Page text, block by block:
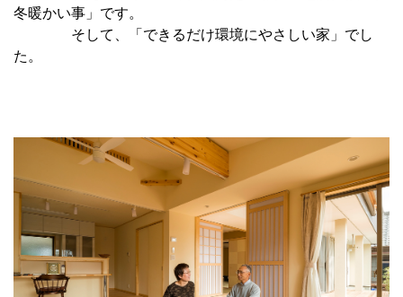
冬暖かい事」です。
そして、「できるだけ環境にやさしい家」でし
た。